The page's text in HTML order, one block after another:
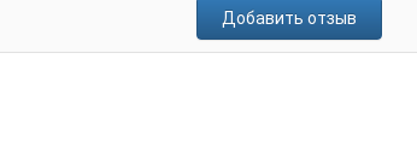
Добавить отзыв